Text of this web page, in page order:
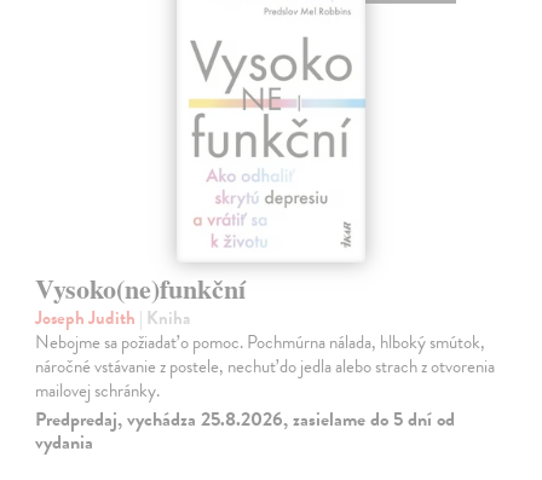
Vysoko(ne)funkční
Joseph Judith | Kniha
Nebojme sa požiadať o pomoc. Pochmúrna nálada, hlboký smútok,
náročné vstávanie z postele, nechuť do jedla alebo strach z otvorenia
mailovej schránky.
Predpredaj, vychádza 25.8.2026, zasielame do 5 dní od
vydania